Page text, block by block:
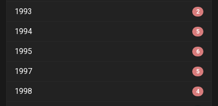
1993 2
1994 5
1995 6
1997 5
1998 4